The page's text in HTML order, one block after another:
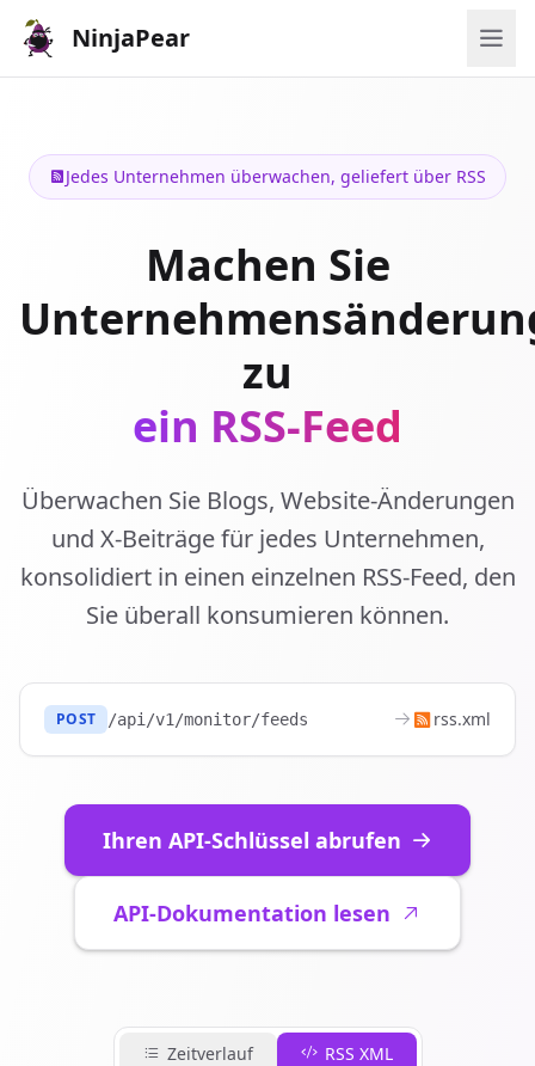
NinjaPear
Jedes Unternehmen überwachen, geliefert über RSS
Machen Sie
zu
ein RSS-Feed
Überwachen Sie Blogs, Website-Änderungen
und X-Beiträge für jedes Unternehmen,
konsolidiert in einen einzelnen RSS-Feed, den
Sie überall konsumieren können.
POST /api/v1/monitor/feeds rss.xml
Ihren API-Schlüssel abrufen
API-Dokumentation lesen
Zeitverlauf RSS XML